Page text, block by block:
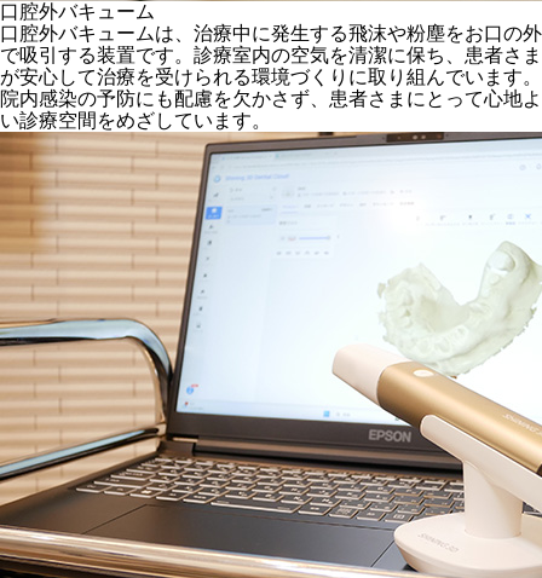
口腔外バキューム
口腔外バキュームは、治療中に発生する飛沫や粉塵をお口の外
で吸引する装置です。診療室内の空気を清潔に保ち、患者さま
が安心して治療を受けられる環境づくりに取り組んでいます。
院内感染の予防にも配慮を欠かさず、患者さまにとって心地よ
い診療空間をめざしています。